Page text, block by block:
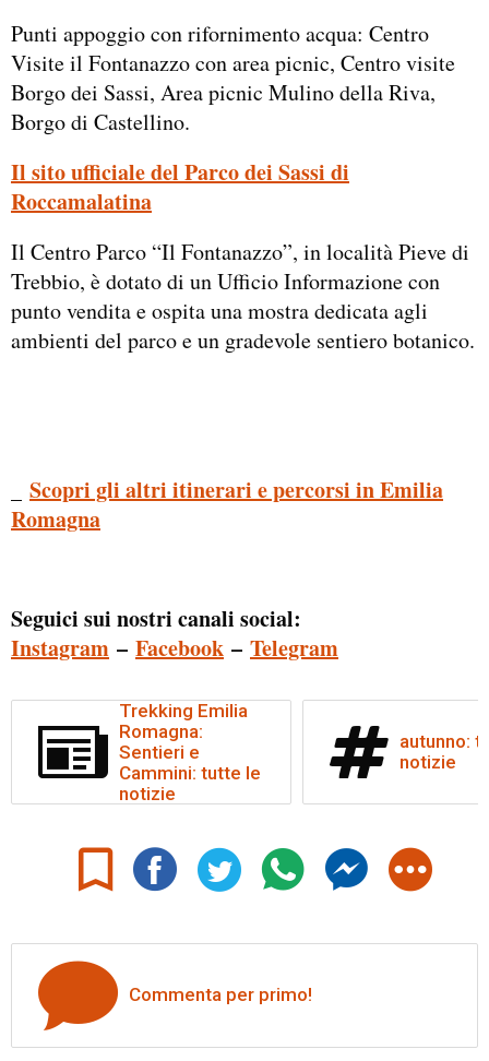
Punti appoggio con rifornimento acqua: Centro
Visite il Fontanazzo con area picnic, Centro visite
Borgo dei Sassi, Area picnic Mulino della Riva,
Borgo di Castellino.
Il sito ufficiale del Parco dei Sassi di
Roccamalatina
Il Centro Parco “Il Fontanazzo”, in località Pieve di
Trebbio, è dotato di un Ufficio Informazione con
punto vendita e ospita una mostra dedicata agli
ambienti del parco e un gradevole sentiero botanico.
Scopri gli altri itinerari e percorsi in Emilia
Romagna
Seguici sui nostri canali social:
Instagram – Facebook – Telegram
Trekking Emilia
Romagna:
Sentieri e
Cammini: tutte le
notizie
autunno:
notizie
Commenta per primo!